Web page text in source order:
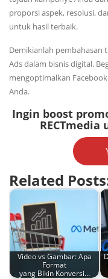
proporsi aspek, resolusi,
untuk hasil terbaik.
Demikianlah pembahasan
Ads dalam bisnis digital.
mengoptimalkan
Anda.
Ingin boost
Related
Video vs Gambar: Apa
Format
yang Bikin Konversi…